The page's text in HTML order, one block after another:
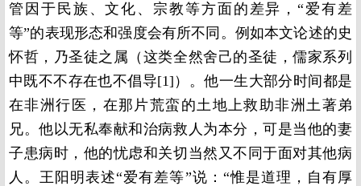
管因于民族、文化、宗教等方面的差异，“爱有差
等”的表现形态和强度会有所不同。例如本文论述的史
怀哲，乃圣徒之属（这类全然舍己的圣徒，儒家系列
中既不不存在也不倡导[1]）。他一生大部分时间都是
在非洲行医，在那片荒蛮的土地上救助非洲土著弟
兄。他以无私奉献和治病救人为本分，可是当他的妻
子患病时，他的忧虑和关切当然又不同于面对其他病
人。王阳明表述“爱有差等”说：“惟是道理，自有厚